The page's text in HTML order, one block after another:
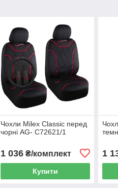
Чохли Milex Classic перед
чорні AG- C72621/1
1 036₴/комплект
Купити
1